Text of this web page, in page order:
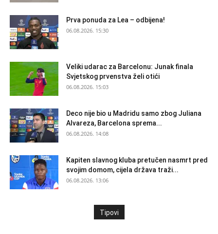
Prva ponuda za Lea – odbijena!
06.08.2026. 15:30
Veliki udarac za Barcelonu: Junak finala
Svjetskog prvenstva želi otići
06.08.2026. 15:03
Deco nije bio u Madridu samo zbog Juliana
Alvareza, Barcelona sprema...
06.08.2026. 14:08
Kapiten slavnog kluba pretučen nasmrt pred
svojim domom, cijela država traži...
06.08.2026. 13:06
Tipovi